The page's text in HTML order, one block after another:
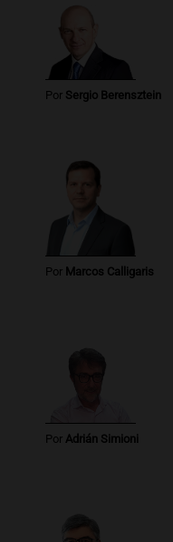
Por Sergio Berensztein
Por Marcos Calligaris
Por Adrián Simioni